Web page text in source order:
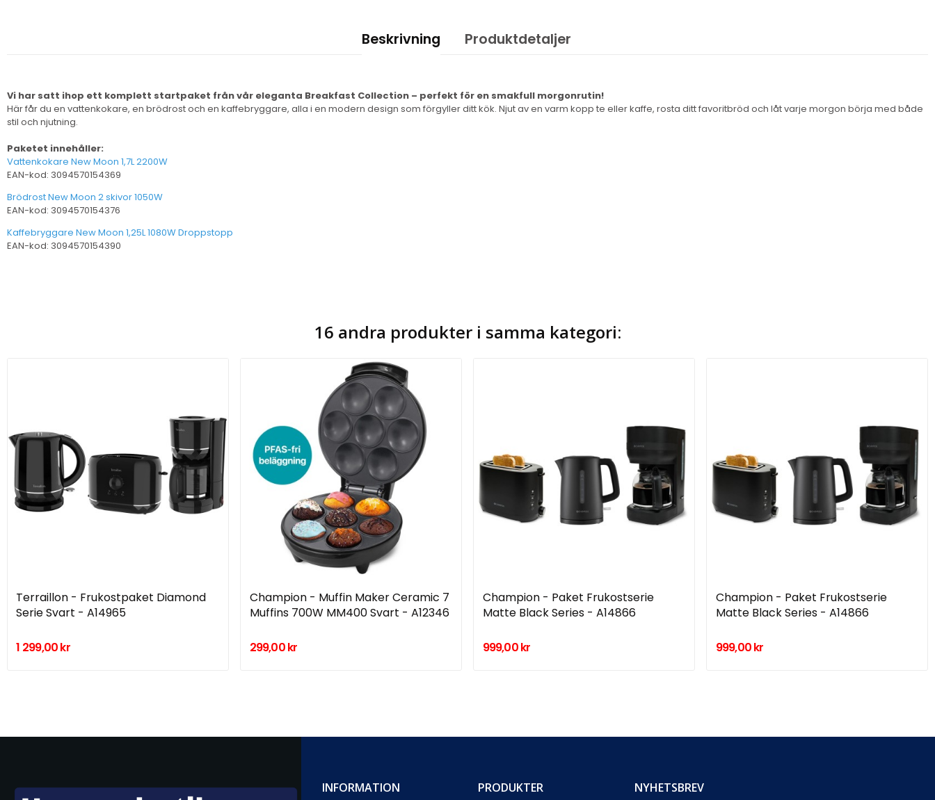
Beskrivning Produktdetaljer
Vi har satt ihop ett komplett startpaket från vår eleganta Breakfast Collection – perfekt för en smakfull morgonrutin!
Här får du en vattenkokare, en brödrost och en kaffebryggare, alla i en modern design som förgyller ditt kök. Njut av en varm kopp te eller kaffe, rosta ditt favoritbröd och låt varje morgon börja med både
stil och njutning.
Paketet innehåller:
Vattenkokare New Moon 1,7L 2200W
EAN-kod: 3094570154369
Brödrost New Moon 2 skivor 1050W
EAN-kod: 3094570154376
Kaffebryggare New Moon 1,25L 1080W Droppstopp
EAN-kod: 3094570154390
16 andra produkter i samma kategori:
Terraillon - Frukostpaket Diamond
Serie Svart - A14965
1 299,00 kr
Champion - Muffin Maker Ceramic 7
Muffins 700W MM400 Svart - A12346
299,00 kr
Champion - Paket Frukostserie
Matte Black Series - A14866
999,00 kr
Champion - Paket Frukostserie
Matte Black Series - A14866
999,00 kr
INFORMATION PRODUKTER NYHETSBREV